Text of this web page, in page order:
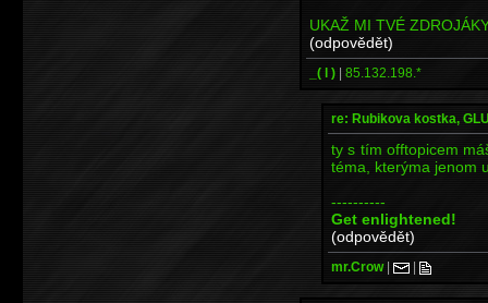
UKAŽ MI TVÉ
(odpovědět)
_( l ) | 85.132.198.*
re: Rubikova kostka,
ty s tím offtopicem
téma, kterýma jenom
----------
Get enlightened!
(odpovědět)
mr.Crow| |